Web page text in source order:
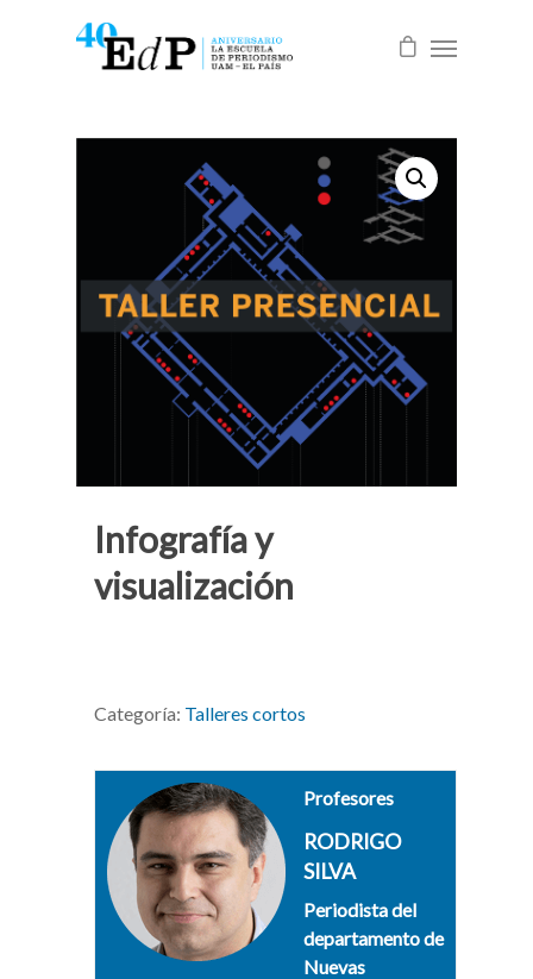
Infografía y
visualización
Categoría: Talleres cortos
Profesores
RODRIGO
SILVA
Periodista del
departamento de
Nuevas